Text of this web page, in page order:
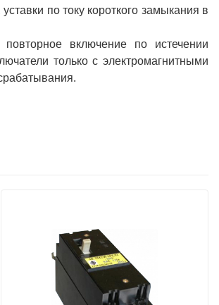
по току короткого замыкания в
включение по истечении
только с электромагнитными